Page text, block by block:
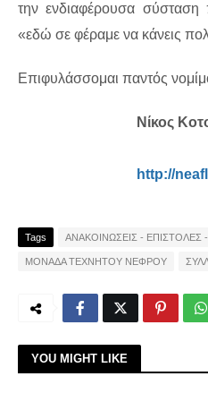
την ενδιαφέρουσα
«εδώ σε φέραμε να κάνεις
Επιφυλάσσομαι παντός
Νίκος
http://
Tags ΑΝΑΚΟΙΝΩΣΕΙΣ - ΕΠΙΣΤΟΛΕΣ
ΜΟΝΑΔΑ ΤΕΧΝΗΤΟΥ ΝΕΦΡΟΥ
YOU MIGHT LIKE